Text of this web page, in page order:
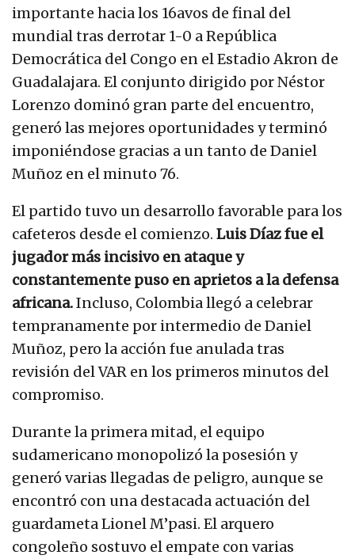
importante hacia los 16avos de final del
mundial tras derrotar 1-0 a República
Democrática del Congo en el Estadio Akron de
Guadalajara. El conjunto dirigido por Néstor
Lorenzo dominó gran parte del encuentro,
generó las mejores oportunidades y terminó
imponiéndose gracias a un tanto de Daniel
Muñoz en el minuto 76.
El partido tuvo un desarrollo favorable para los
cafeteros desde el comienzo. Luis Díaz fue el
jugador más incisivo en ataque y
constantemente puso en aprietos a la defensa
africana.Incluso, Colombia llegó a celebrar
tempranamente por intermedio de Daniel
Muñoz, pero la acción fue anulada tras
revisión del VAR en los primeros minutos del
compromiso.
Durante la primera mitad, el equipo
sudamericano monopolizó la posesión y
generó varias llegadas de peligro, aunque se
encontró con una destacada actuación del
guardameta Lionel M’pasi. El arquero
congoleño sostuvo el empate con varias